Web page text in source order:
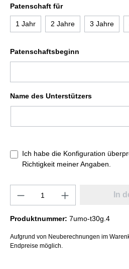
Patenschaft für
1 Jahr 2 Jahre 3 Jahre
Patenschaftsbeginn
Name des Unterstützers
Ich habe die Konfiguration
Richtigkeit meiner Angaben.
In
Produktnummer: 7umo-t30g.4
Aufgrund von Neuberechnungen im
Endpreise möglich.